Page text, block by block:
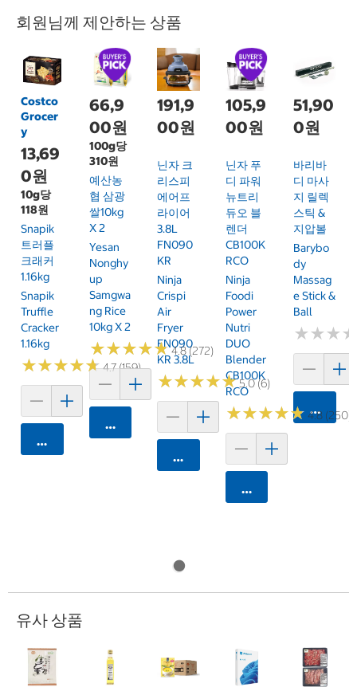
회원님께 제안하는 상품
Costco
Grocer
y
13,69
0원
10g당
118원
Snapik
트러플
크래커
1.16kg
Snapik
Truffle
Cracker
1.16kg
★★★★★
★★★★★4.7 (159)
카트에 담기
66,9
00원
100g당
310원
예산농
협 삼광
쌀10kg
X 2
Yesan
Nonghy
Up
Samgwa
Ng Rice
10kg X 2
★★★★★
★★★★★4.8 (272)
카트에 담기
191,9
00원
닌자 크
리스피
에어프
라이어
3.8L
FN090
KR
Ninja
Crispi
Air
Fryer
FN090
KR 3.8L
★★★★★
★★★★★5.0 (6)
카트에 담기
105,9
00원
닌자 푸
디 파워
뉴트리
듀오 블
렌더
CB100K
RCO
Ninja
Foodi
Power
Nutri
DUO
Blender
CB100K
RCO
★★★★★
★★★★★ 4.8 (250)
카트에 담기
51,90
0원
바리바
디 마사
지 릴렉
스틱 &
지압볼
Barybo
Dy
Massag
E Stick &
Ball
★★★
★★★
카트에
유사 상품